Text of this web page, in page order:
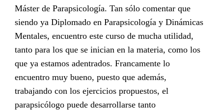
Máster de Parapsicología. Tan sólo comentar que
siendo ya Diplomado en Parapsicología y Dinámicas
Mentales, encuentro este curso de mucha utilidad,
tanto para los que se inician en la materia, como los
que ya estamos adentrados. Francamente lo
encuentro muy bueno, puesto que además,
trabajando con los ejercicios propuestos, el
parapsicólogo puede desarrollarse tanto